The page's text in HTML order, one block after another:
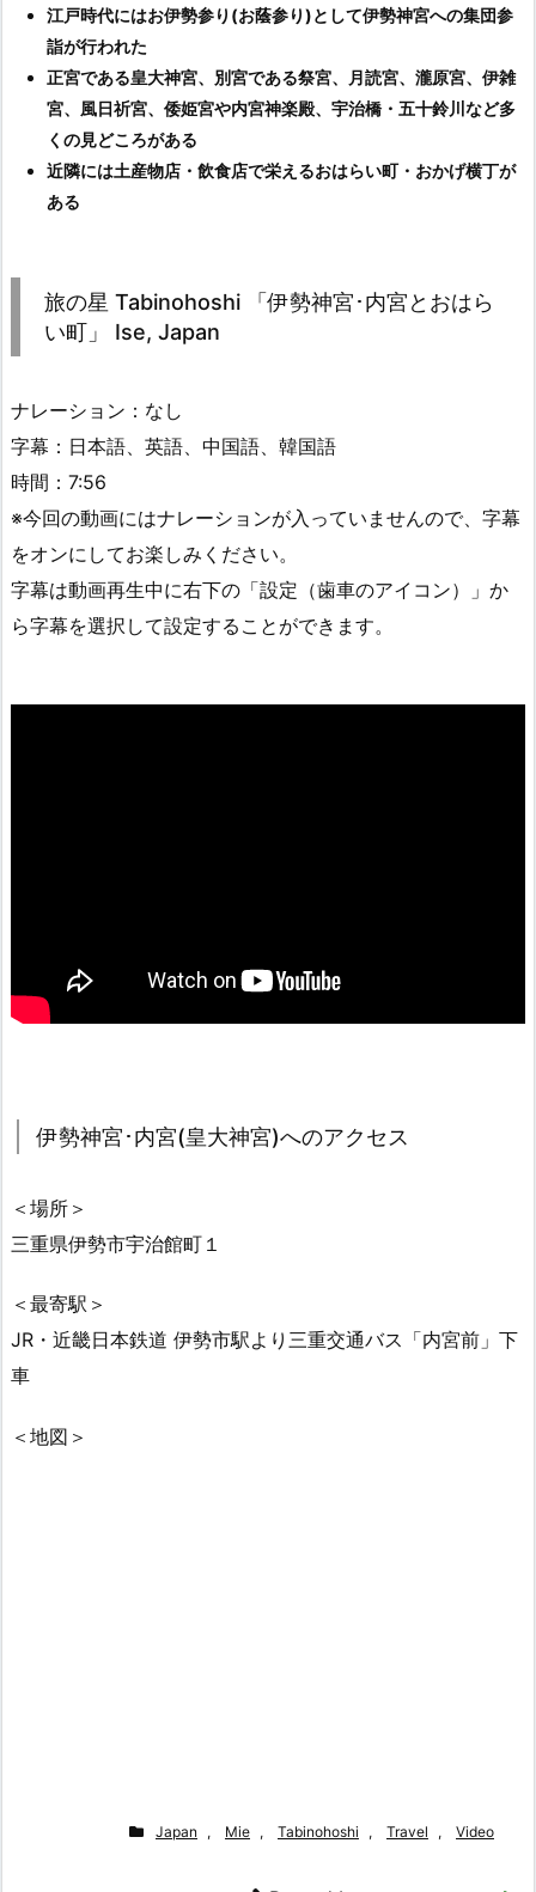
江戸時代にはお伊勢参り(お蔭参り)として伊勢神宮への集団参
詣が行われた
正宮である皇大神宮、別宮である祭宮、月読宮、瀧原宮、伊雑
宮、風日祈宮、倭姫宮や内宮神楽殿、宇治橋・五十鈴川など多
くの見どころがある
近隣には土産物店・飲食店で栄えるおはらい町・おかげ横丁が
ある
旅の星 Tabinohoshi 「伊勢神宮･内宮とおはら
い町」 Ise, Japan
ナレーション：なし
字幕：日本語、英語、中国語、韓国語
時間：7:56
※今回の動画にはナレーションが入っていませんので、字幕
をオンにしてお楽しみください。
字幕は動画再生中に右下の「設定（歯車のアイコン）」か
ら字幕を選択して設定することができます。
伊勢神宮･内宮(皇大神宮)へのアクセス
＜場所＞
三重県伊勢市宇治館町１
＜最寄駅＞
JR・近畿日本鉄道 伊勢市駅より三重交通バス「内宮前」下
車
＜地図＞
Japan , Mie , Tabinohoshi , Travel , Video